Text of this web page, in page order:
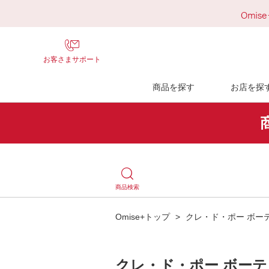
お客さまサポート
商品を探す お店を探
商品検索
Omise+トップ > クレ・ド・ポー ボー
クレ・ド・ポー ボー